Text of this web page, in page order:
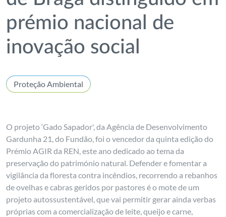
prémio nacional de
inovação social
Proteção Ambiental
O projeto ‘Gado Sapador', da Agência de Desenvolvimento
Gardunha 21, do Fundão, foi o vencedor da quinta edição do
Prémio AGIR da REN, este ano dedicado ao tema da
preservação do património natural. Defender e fomentar a
vigilância da floresta contra incêndios, recorrendo a rebanhos
de ovelhas e cabras geridos por pastores é o mote de um
projeto autossustentável, que vai permitir gerar ainda verbas
próprias com a comercialização de leite, queijo e carne,